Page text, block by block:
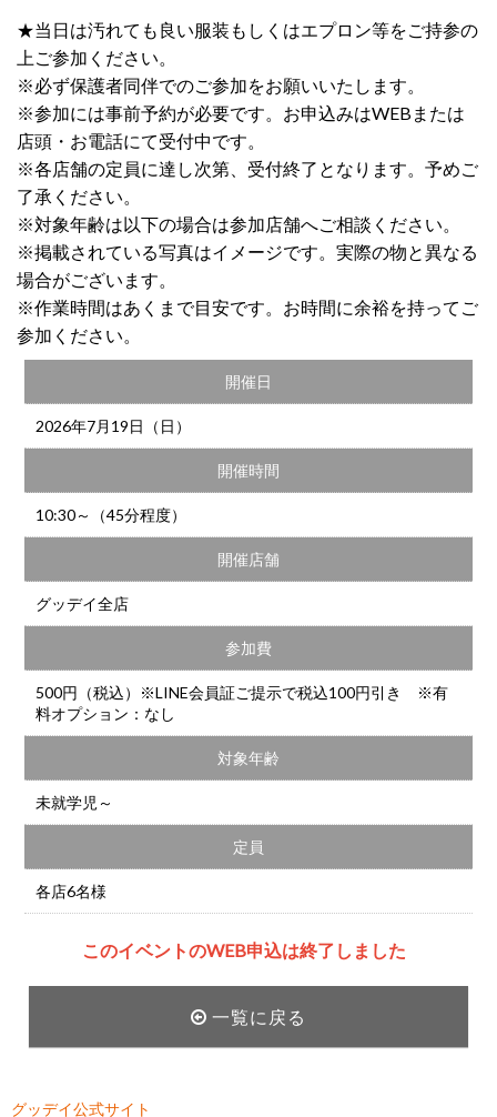
★当日は汚れても良い服装もしくはエプロン等をご持参の
上ご参加ください。
※必ず保護者同伴でのご参加をお願いいたします。
※参加には事前予約が必要です。お申込みはWEBまたは
店頭・お電話にて受付中です。
※各店舗の定員に達し次第、受付終了となります。予めご
了承ください。
※対象年齢は以下の場合は参加店舗へご相談ください。
※掲載されている写真はイメージです。実際の物と異なる
場合がございます。
※作業時間はあくまで目安です。お時間に余裕を持ってご
参加ください。
開催日
2026年7月19日（日）
開催時間
10:30～（45分程度）
開催店舗
グッデイ全店
参加費
500円（税込）※LINE会員証ご提示で税込100円引き ※有
料オプション：なし
対象年齢
未就学児～
定員
各店6名様
このイベントのWEB申込は終了しました
一覧に戻る
グッデイ公式サイト